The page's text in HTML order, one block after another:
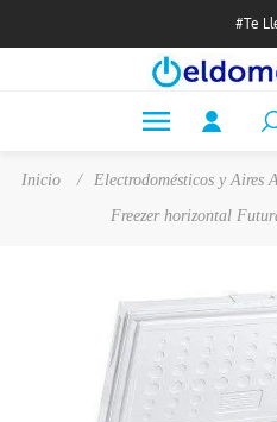
#Te
Inicio / Electrodomésticos y Aires
Freezer horizontal